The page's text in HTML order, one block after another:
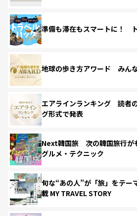
準備も滞在もスマートに！
地球の歩き方アワード みん
エアラインランキング 読者
グ形式で発表
Next韓国旅 次の韓国旅行が
グルメ・テクニック
旬な“あの人”が「旅」をテー
載 MY TRAVEL STORY